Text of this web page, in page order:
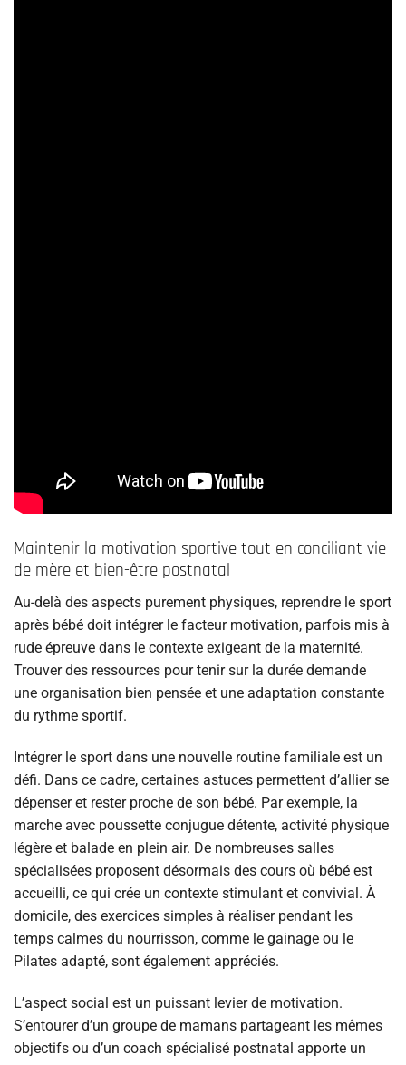
Maintenir la motivation sportive tout en conciliant vie
de mère et bien-être postnatal
Au-delà des aspects purement physiques, reprendre le sport
après bébé doit intégrer le facteur motivation, parfois mis à
rude épreuve dans le contexte exigeant de la maternité.
Trouver des ressources pour tenir sur la durée demande
une organisation bien pensée et une adaptation constante
du rythme sportif.
Intégrer le sport dans une nouvelle routine familiale est un
défi. Dans ce cadre, certaines astuces permettent d’allier se
dépenser et rester proche de son bébé. Par exemple, la
marche avec poussette conjugue détente, activité physique
légère et balade en plein air. De nombreuses salles
spécialisées proposent désormais des cours où bébé est
accueilli, ce qui crée un contexte stimulant et convivial. À
domicile, des exercices simples à réaliser pendant les
temps calmes du nourrisson, comme le gainage ou le
Pilates adapté, sont également appréciés.
L’aspect social est un puissant levier de motivation.
S’entourer d’un groupe de mamans partageant les mêmes
objectifs ou d’un coach spécialisé postnatal apporte un